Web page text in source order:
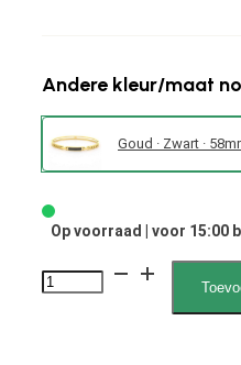
Andere kleur/maat
Goud · Zwart ·
Op voorraad | voor 15:00
Doris